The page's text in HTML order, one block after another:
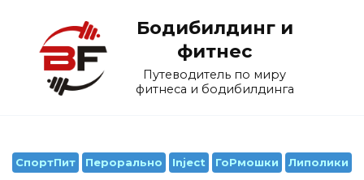
содержанию
Бодибилдинг и
фитнес
Путеводитель по миру
фитнеса и бодибилдинга
СпортПит Перорально Inject ГоРмошки Липолики